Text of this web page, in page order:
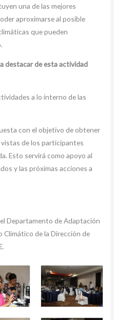
una de las mejores
aproximarse al posible
que pueden
destacar de esta actividad
a lo interno de las
con el objetivo de obtener
de los participantes
Esto servirá como apoyo al
y las próximas acciones a
Departamento de Adaptación
Climático de la Dirección de